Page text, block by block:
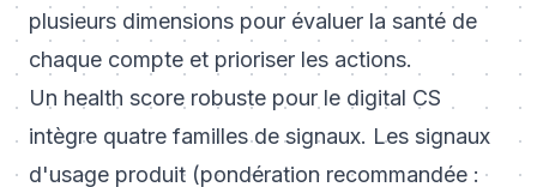
plusieurs dimensions pour évaluer la santé de
chaque compte et prioriser les actions.
Un health score robuste pour le digital CS
intègre quatre familles de signaux. Les signaux
d'usage produit (pondération recommandée :